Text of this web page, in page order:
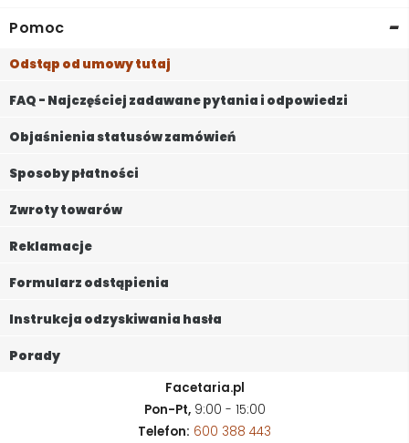
Pomoc -
Odstąp od umowy tutaj
FAQ - Najczęściej zadawane pytania i odpowiedzi
Objaśnienia statusów zamówień
Sposoby płatności
Zwroty towarów
Reklamacje
Formularz odstąpienia
Instrukcja odzyskiwania hasła
Porady
Facetaria.pl
Pon-Pt,9:00 - 15:00
Telefon: 600 388 443